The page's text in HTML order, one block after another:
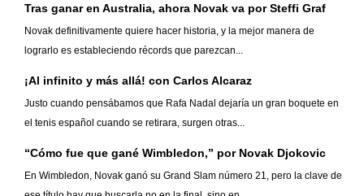
Tras ganar en Australia, ahora Novak va por Steffi Graf
Novak definitivamente quiere hacer historia, y la mejor manera de
lograrlo es estableciendo récords que parezcan...
¡Al infinito y más allá! con Carlos Alcaraz
Justo cuando pensábamos que Rafa Nadal dejaría un gran boquete en
el tenis español cuando se retirara, surgen otras...
“Cómo fue que gané Wimbledon,” por Novak Djokovic
En Wimbledon, Novak ganó su Grand Slam número 21, pero la clave de